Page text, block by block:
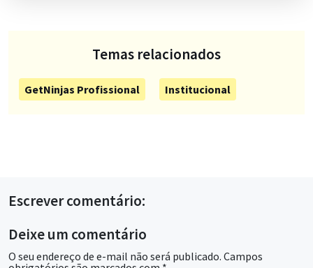
Temas relacionados
GetNinjas Profissional Institucional
Escrever comentário:
Deixe um comentário
O seu endereço de e-mail não será publicado. Campos